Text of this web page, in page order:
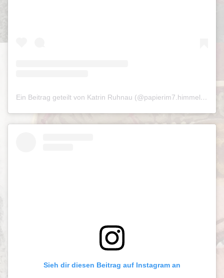
Ein Beitrag geteilt von Katrin Ruhnau (@papierim7.himmel)am
Sieh dir diesen Beitrag auf Instagram an